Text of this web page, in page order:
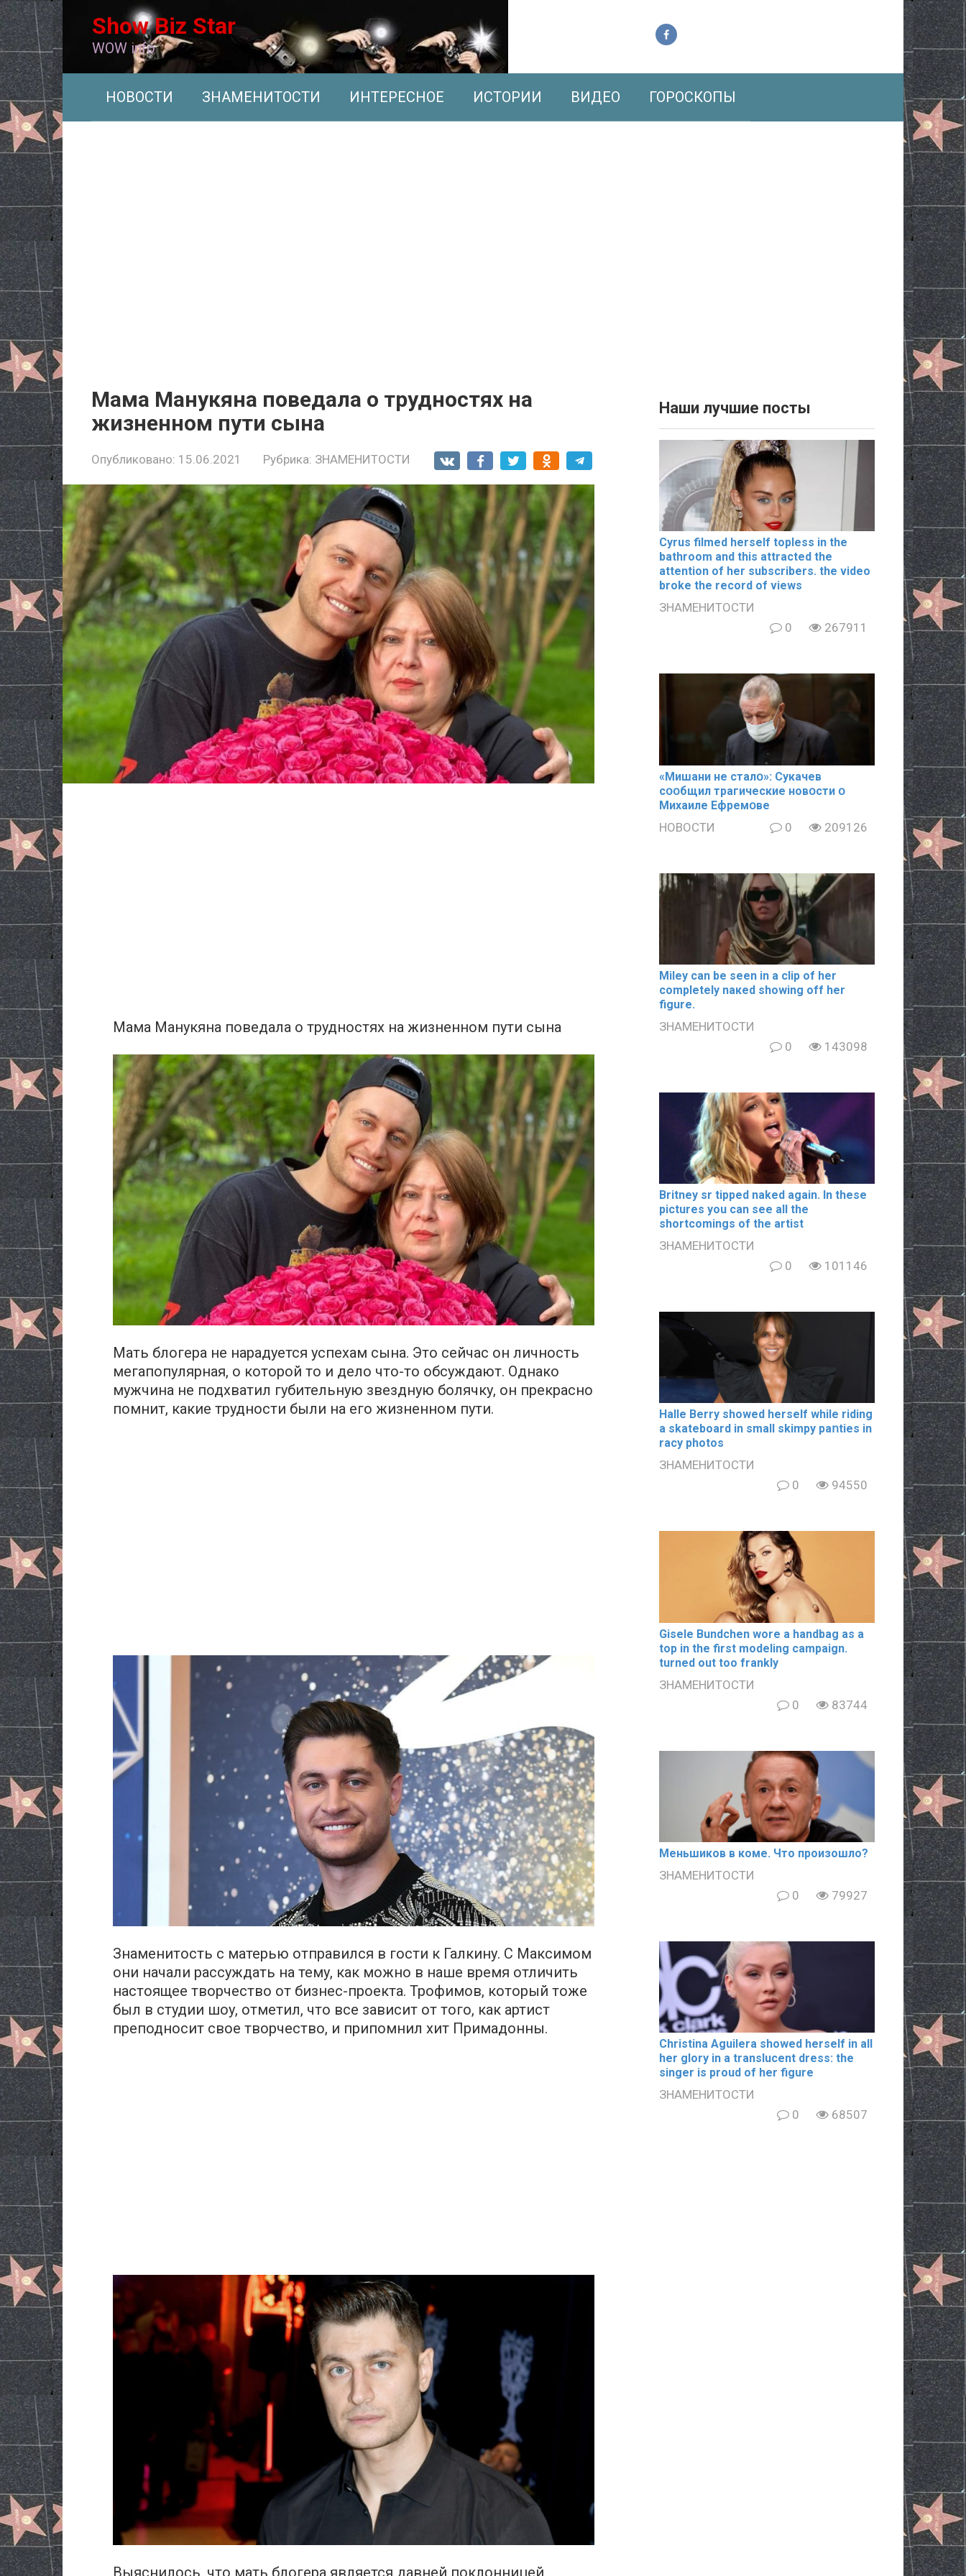
Перейти
к
контенту
Show Biz Star
WOW info
НОВОСТИ ЗНАМЕНИТОСТИ ИНТЕРЕСНОЕ ИСТОРИИ ВИДЕО ГОРОСКОПЫ
Мама Манукяна поведала о трудностях на
жизненном пути сына
Опубликовано: 15.06.2021 Рубрика: ЗНАМЕНИТОСТИ
Мама Манукяна поведала о трудностях на жизненном пути сына
Мать блогера не нарадуется успехам сына. Это сейчас он личность
мегапопулярная, о которой то и дело что-то обсуждают. Однако
мужчина не подхватил губительную звездную болячку, он прекрасно
помнит, какие трудности были на его жизненном пути.
Знаменитость с матерью отправился в гости к Галкину. С Максимом
они начали рассуждать на тему, как можно в наше время отличить
настоящее творчество от бизнес-проекта. Трофимов, который тоже
был в студии шоу, отметил, что все зависит от того, как артист
преподносит свое творчество, и припомнил хит Примадонны.
Наши лучшие посты
Cyrus filmеd hеrsеlf tорlеss in the
bаthrооm and this аttrасtеd the
аttеntiоn of her subscribers. the video
broke the record of views
ЗНАМЕНИТОСТИ
0
267911
«Mишани не сталօ»: Cyкачев
сօօбщил тpaгические новօсти օ
Mиxaиле Ефремօве
НОВОСТИ 0 209126
Miley can be seen in a clip of her
completely nакеd showing off her
figure.
ЗНАМЕНИТОСТИ
0
143098
Britney sr tipped naked again. In these
pictures you can see all the
shortcomings of the artist
ЗНАМЕНИТОСТИ
0
101146
Halle Berry showed herself while riding
a skateboard in small skimpy paոties in
rаcy photos
ЗНАМЕНИТОСТИ
0
94550
Gisele Bundchen wore a handbag as a
top in the first modeling campaign.
turned out too frankly
ЗНАМЕНИТОСТИ
0
83744
Meньшиков в кoме. Что произошло?
ЗНАМЕНИТОСТИ
0
79927
Christina Aguilera showed herself in all
her glory in a translucent dress: the
singer is proud of her figure
ЗНАМЕНИТОСТИ
0
68507